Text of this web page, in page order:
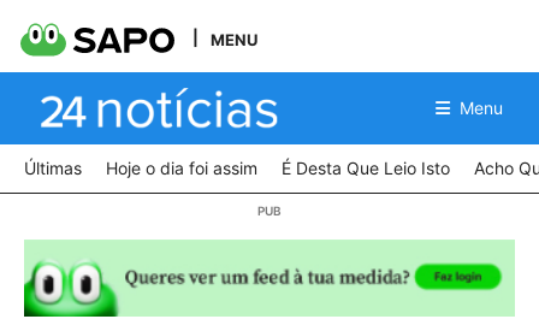
MENU
Menu
Últimas Hoje o dia foi assim É Desta Que Leio Isto Acho